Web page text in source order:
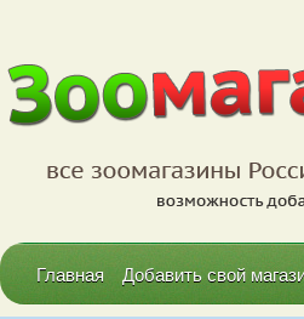
Главная Добавить свой